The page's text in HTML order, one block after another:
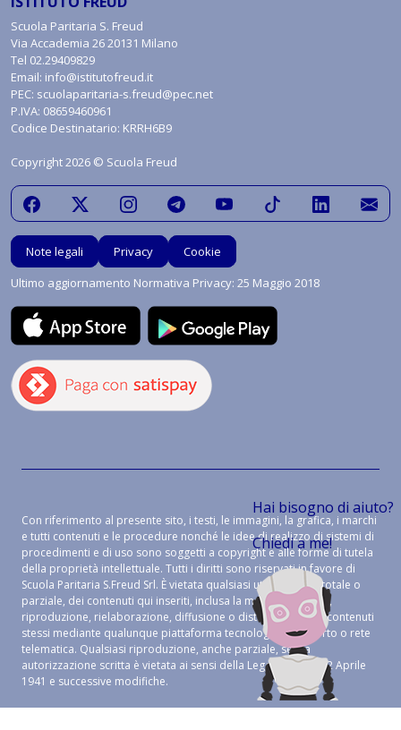
Hai bisogno di aiuto?
Chiedi a me!
Scuola Paritaria S. Freud
Via Accademia 26 20131 Milano
Tel 02.29409829
Email: info@istitutofreud.it
PEC: scuolaparitaria-s.freud@pec.net
P.IVA: 08659460961
Codice Destinatario: KRRH6B9
Copyright 2026 © Scuola Freud
Note legali Privacy
Cookie
Ultimo aggiornamento Normativa Privacy: 25 Maggio 2018
Con riferimento al presente sito, i testi, le immagini, la grafica, i marchi
e tutti contenuti e le procedure nonché le idee di realizzo di sistemi di
procedimenti e di uso sono soggetti a copyright e alle forme di tutela
della proprietà intellettuale. Tutti i diritti sono riservati in favore di
Scuola Paritaria S.Freud Srl. È vietata qualsiasi utilizzazione, totale o
parziale, dei contenuti qui inseriti, inclusa la memorizzazione,
riproduzione, rielaborazione, diffusione o distribuzione dei contenuti
stessi mediante qualunque piattaforma tecnologica, supporto o rete
telematica. Qualsiasi riproduzione, anche parziale, senza
autorizzazione scritta è vietata ai sensi della Legge 633 del 22 Aprile
1941 e successive modifiche.
CREDITS:ALEIDE WEB AGENCY